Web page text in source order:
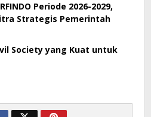
Periode 2026-2029,
Strategis Pemerintah
Society yang Kuat untuk